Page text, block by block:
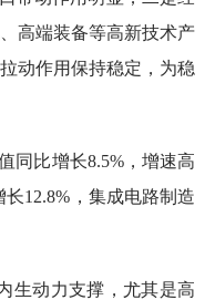
高端装备等高新技术产
动作用保持稳定，为稳
同比增长8.5%，增速高
12.8%，集成电路制造
生动力支撑，尤其是高